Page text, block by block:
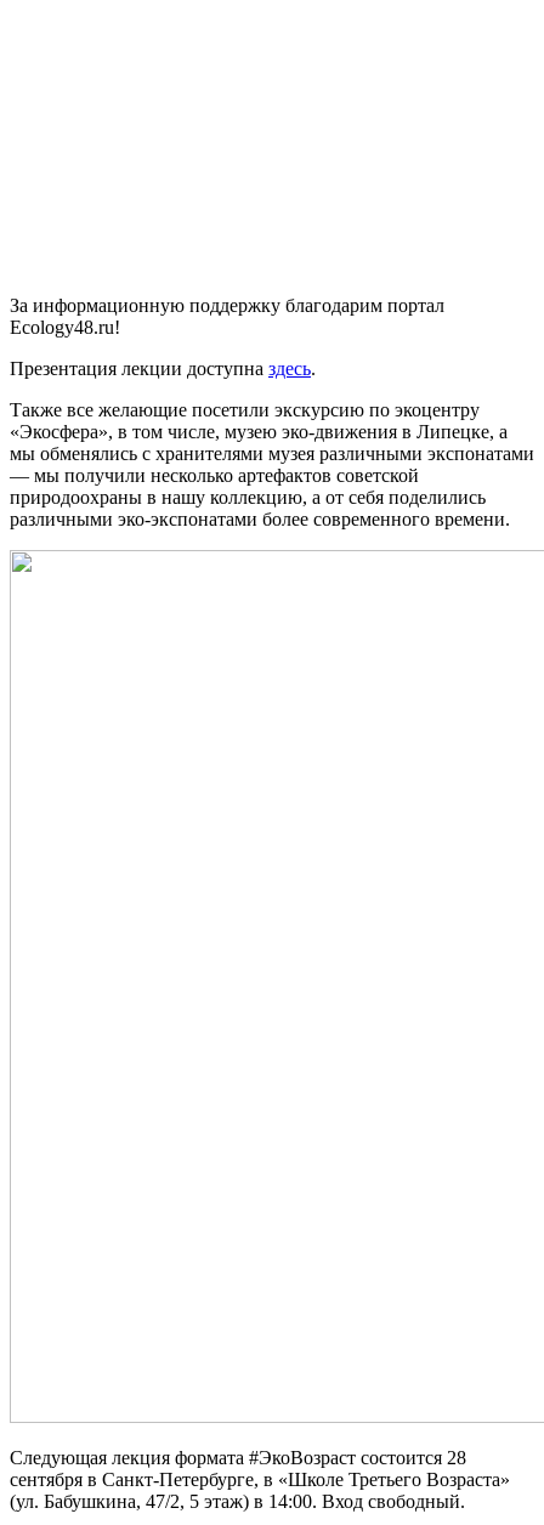
За информационную поддержку благодарим портал
Ecology48.ru!
Презентация лекции доступна здесь.
Также все желающие посетили экскурсию по экоцентру
«Экосфера», в том числе, музею эко-движения в Липецке, а
мы обменялись с хранителями музея различными экспонатами
— мы получили несколько артефактов советской
природоохраны в нашу коллекцию, а от себя поделились
различными эко-экспонатами более современного времени.
Следующая лекция формата #ЭкоВозраст состоится 28
сентября в Санкт-Петербурге, в «Школе Третьего Возраста»
(ул. Бабушкина, 47/2, 5 этаж) в 14:00. Вход свободный.